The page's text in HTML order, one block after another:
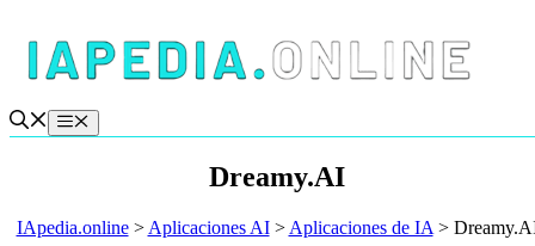
contenido
Menú
Dreamy.AI
IApedia.online> Aplicaciones AI> Aplicaciones de IA >